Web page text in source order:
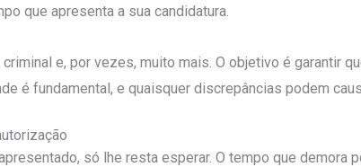
que apresenta a sua candidatura.
e, por vezes, muito mais. O objetivo é garantir
é fundamental, e quaisquer discrepâncias podem
só lhe resta esperar. O tempo que demora